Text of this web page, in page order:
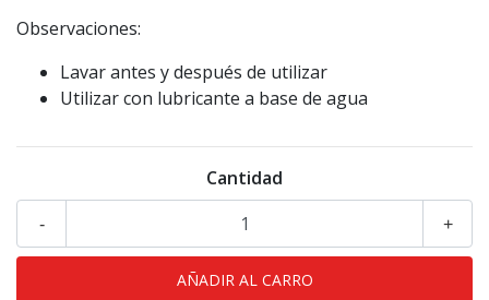
Observaciones:
Lavar antes y después de utilizar
Utilizar con lubricante a base de agua
Cantidad
+
-